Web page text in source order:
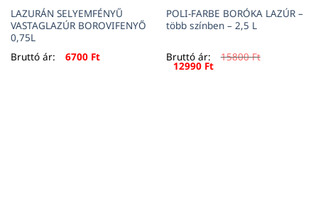
LAZURÁN SELYEMFÉNYŰ
VASTAGLAZÚR BOROVIFENYŐ
0,75L
Bruttó ár:
6700 Ft
POLI-FARBE BORÓKA LAZÚR –
több színben – 2,5 L
Bruttó ár: 15800Ft
Original
price
12990 FtCurrent
price